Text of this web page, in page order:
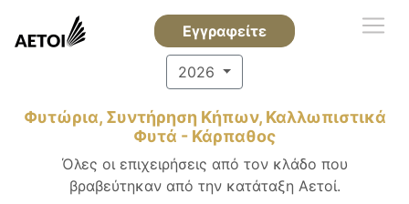
Εγγραφείτε
2026
Φυτώρια, Συντήρηση Κήπων, Καλλωπιστικά
Φυτά - Κάρπαθος
Όλες οι επιχειρήσεις από τον κλάδο που
βραβεύτηκαν από την κατάταξη Αετοί.